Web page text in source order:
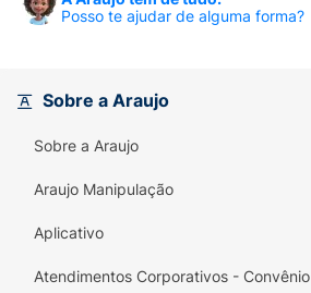
Posso te ajudar de alguma forma?
Sobre a Araujo
Sobre a Araujo
Araujo Manipulação
Aplicativo
Atendimentos Corporativos - Convênio